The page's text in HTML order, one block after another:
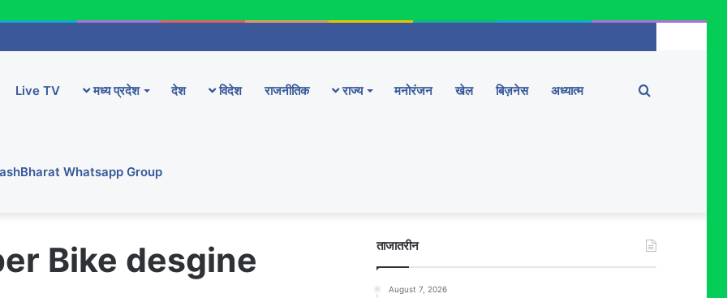
Live TV मध्य प्रदेश देश विदेश राजनीतिक राज्य मनोरंजन खेल बिज़नेस अध्यात्म
Whatsapp Group
Search
Bike desgine ताजातरीन
August 7, 2026